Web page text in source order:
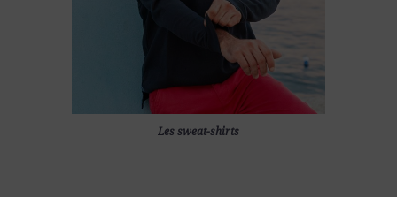
Les sweat-shirts